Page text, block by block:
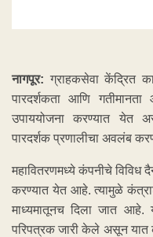
नागपूर: ग्राहकसेवा केंद्रित
पारदर्शकता आणि गतीमानता
उपाययोजना करण्यात येत
पारदर्शक प्रणालीचा अवलंब
महावितरणमध्ये कंपनीचे विविध
करण्यात येत आहे. त्यामुळे
माध्यमातूनच दिला जात आहे.
परिपत्रक जारी केले असून यात